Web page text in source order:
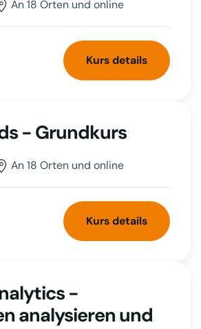
An 18 Orten und online
Kurs details
- Grundkurs
An 18 Orten und online
Kurs details
-
analysieren und